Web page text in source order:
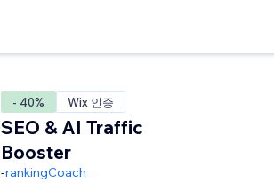
- 40% Wix 인증
SEO & AI Traffic
Booster
-rankingCoach